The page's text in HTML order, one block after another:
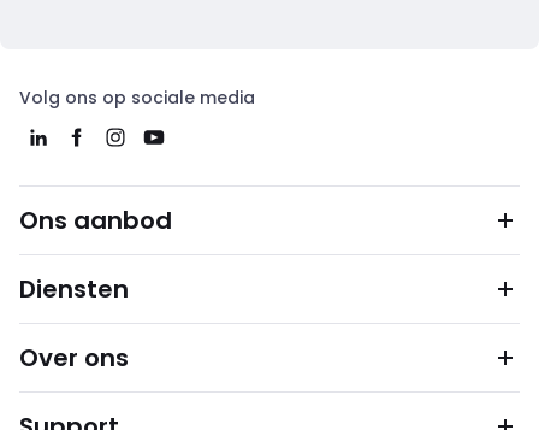
Volg ons op sociale media
Ons aanbod
Diensten
Over ons